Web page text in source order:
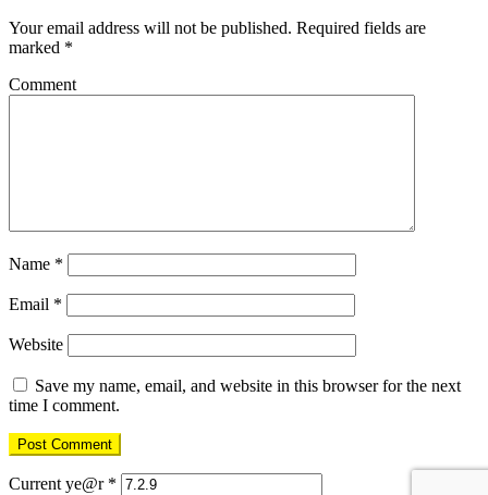
Your email address will not be published. Required fields are
marked *
Comment
Name *
Email *
Website
Save my name, email, and website in this browser for the next
time I comment.
Current ye@r *